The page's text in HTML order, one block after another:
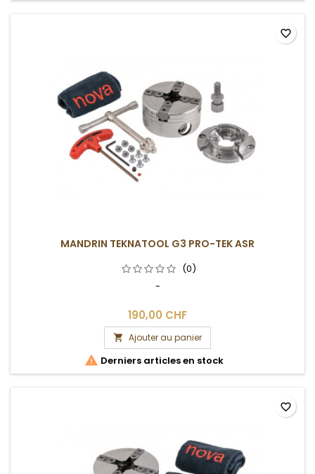
MANDRIN TEKNATOOL G3 PRO-TEK ASR
(0)
-
190,00 CHF
 Ajouter au panier
 Derniers articles en stock
favorite_border
favorite_border